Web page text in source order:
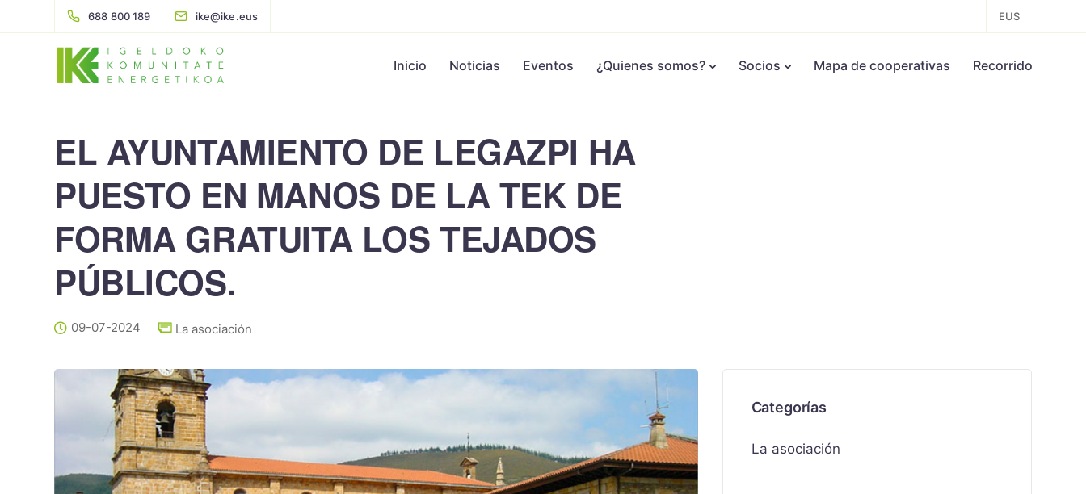
688 800 189 ike@ike.eus EUS
Inicio Noticias Eventos ¿Quienes somos? Socios Mapa de cooperativas Recorrido
EL AYUNTAMIENTO DE LEGAZPI HA
PUESTO EN MANOS DE LA TEK DE
FORMA GRATUITA LOS TEJADOS
PÚBLICOS.
09-07-2024 La asociación
Categorías
La asociación